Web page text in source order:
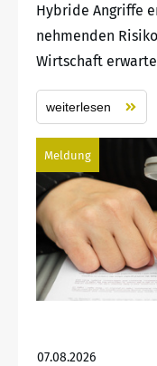
Hybride Angriffe
nehmenden
Wirtschaft
weiterlesen
Meldung
07.08.2026